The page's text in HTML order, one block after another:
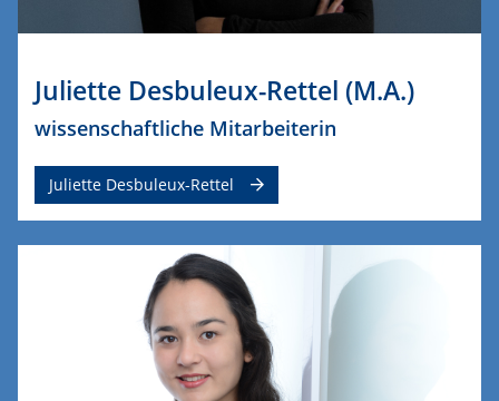
Juliette Desbuleux-Rettel (M.A.)
wissenschaftliche Mitarbeiterin
Juliette Desbuleux-Rettel